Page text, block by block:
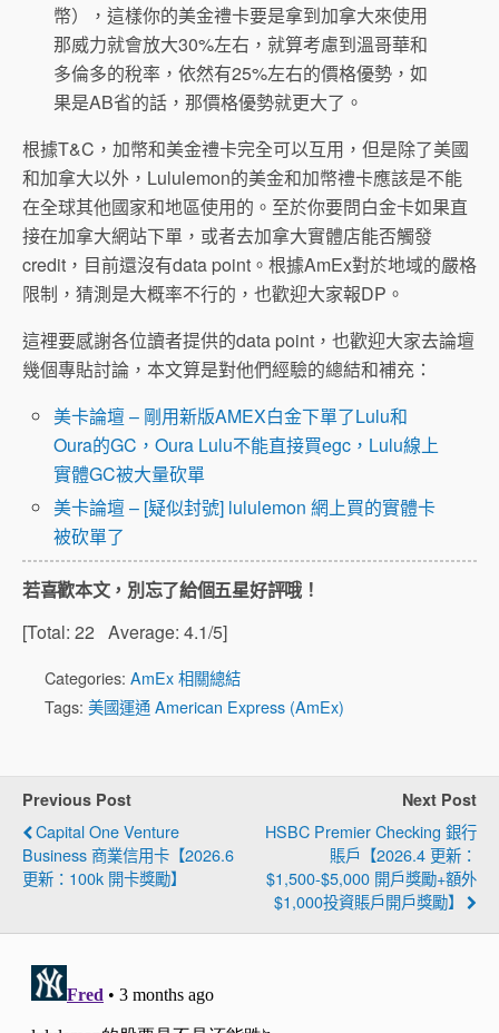
幣），這樣你的美金禮卡要是拿到加拿大來使用
那威力就會放大30%左右，就算考慮到溫哥華和
多倫多的稅率，依然有25%左右的價格優勢，如
果是AB省的話，那價格優勢就更大了。
根據T&C，加幣和美金禮卡完全可以互用，但是除了美國
和加拿大以外，Lululemon的美金和加幣禮卡應該是不能
在全球其他國家和地區使用的。至於你要問白金卡如果直
接在加拿大網站下單，或者去加拿大實體店能否觸發
credit，目前還沒有data point。根據AmEx對於地域的嚴格
限制，猜測是大概率不行的，也歡迎大家報DP。
這裡要感謝各位讀者提供的data point，也歡迎大家去論壇
幾個專貼討論，本文算是對他們經驗的總結和補充：
美卡論壇 – 剛用新版AMEX白金下單了Lulu和
Oura的GC，Oura Lulu不能直接買egc，Lulu線上
實體GC被大量砍單
美卡論壇 – [疑似封號] lululemon 網上買的實體卡
被砍單了
若喜歡本文，別忘了給個五星好評哦！
[Total: 22 Average: 4.1/5]
Categories: AmEx 相關總結
Tags: 美國運通 American Express (AmEx)
Previous Post
Capital One Venture
Business 商業信用卡【2026.6
更新：100k 開卡獎勵】
Next Post
HSBC Premier Checking 銀行
賬戶【2026.4 更新：
$1,500-$5,000 開戶獎勵+額外
$1,000投資賬戶開戶獎勵】